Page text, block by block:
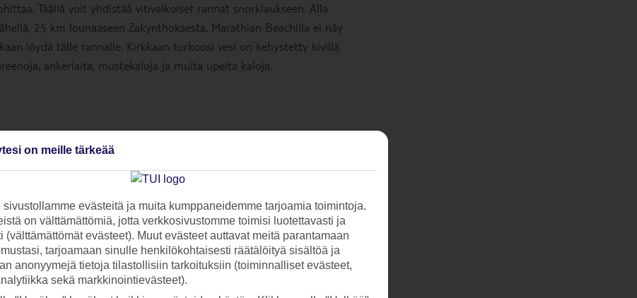
Täällä voit yhdistää vitivalkoiset rannat snorklaukseen. Alla
25 km lounaaseen Zakynthoksesta. Marathian Beachilla ei näy
löydä tälle rannalle. Kirkkaan turkoosi vesi on kehystetty kivillä
ankeriaita, mustekaloja ja muita upeita kaloja.
on meille tärkeää
sivustollamme evästeitä ja muita kumppaneidemme tarjoamia toimintoja.
on välttämättömiä, jotta verkkosivustomme toimisi luotettavasti ja
(välttämättömät evästeet). Muut evästeet auttavat meitä parantamaan
tarjoamaan sinulle henkilökohtaisesti räätälöityä sisältöä ja
anonyymejä tietoja tilastollisiin tarkoituksiin (toiminnalliset evästeet,
sekä markkinointievästeet).